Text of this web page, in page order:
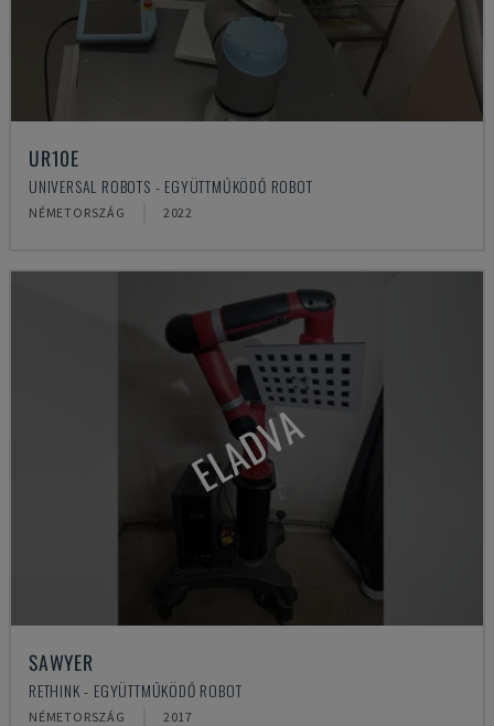
UR10E
UNIVERSAL ROBOTS - EGYÜTTMŰKÖDŐ ROBOT
NÉMETORSZÁG 2022
ELADVA
SAWYER
RETHINK - EGYÜTTMŰKÖDŐ ROBOT
NÉMETORSZÁG 2017